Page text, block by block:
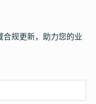
合规更新，助力您的业